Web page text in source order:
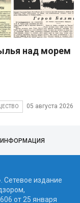
над морем
05 августа 2026
ИНФОРМАЦИЯ
Сетевое издание
от 25 января